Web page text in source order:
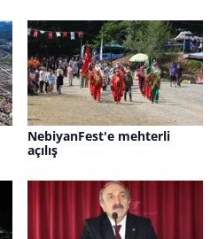
NebiyanFest'e mehterli
açılış